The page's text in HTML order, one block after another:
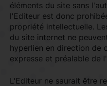
éléments du site sans
l'Editeur est donc
propriété intellectuelle.
du site internet ne
hyperlien en direction de
expresse et préalable de
L'Editeur ne saurait être